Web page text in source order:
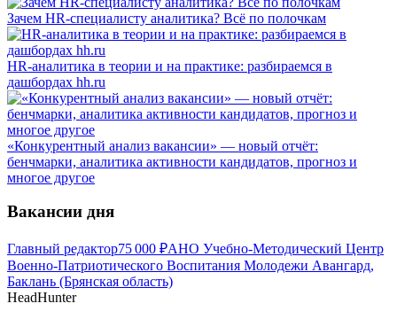
Зачем HR-специалисту аналитика? Всё по полочкам
HR-аналитика в теории и на практике: разбираемся в
дашбордах hh.ru
«Конкурентный анализ вакансии» — новый отчёт:
бенчмарки, аналитика активности кандидатов, прогноз и
многое другое
Вакансии дня
Главный редактор75 000 ₽АНО Учебно-Методический Центр
Военно-Патриотического Воспитания Молодежи Авангард,
Баклань (Брянская область)
HeadHunter